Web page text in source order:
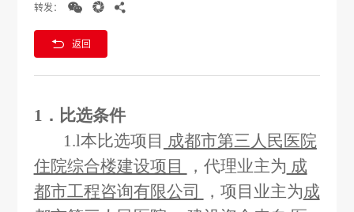
转发：   
 返回
1 ．比选条件
1.l本比选项目 成都市第三人民医院
住院综合楼建设项目
，代理业主为 成
都市工程咨询有限公司
，项目 业主为成